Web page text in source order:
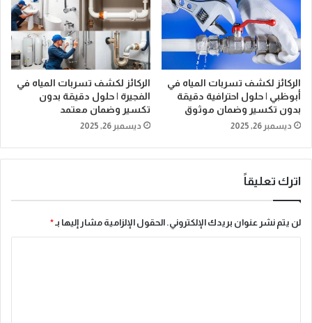
الركائز لكشف تسربات المياه في
أبوظبي | حلول احترافية دقيقة
بدون تكسير وضمان موثوق
ديسمبر 26, 2025
الركائز لكشف تسربات المياه في
الفجيرة | حلول دقيقة بدون
تكسير وضمان معتمد
ديسمبر 26, 2025
اترك تعليقاً
لن يتم نشر عنوان بريدك الإلكتروني. الحقول الإلزامية مشار إليها بـ*